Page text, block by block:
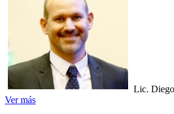
Lic.
Ver más